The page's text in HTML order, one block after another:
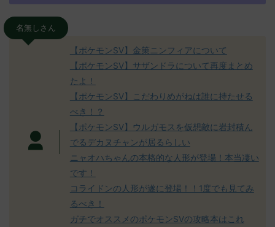
名無しさん
【ポケモンSV】金策ニンフィアについて
【ポケモンSV】サザンドラについて再度まとめ
たよ！
【ポケモンSV】こだわりめがねは誰に持たせる
べき！？
【ポケモンSV】ウルガモスを仮想敵に岩封積ん
でるデカヌチャンが居るらしい
ニャオハちゃんの本格的な人形が登場！本当凄い
です！
コライドンの人形が遂に登場！！1度でも見てみ
るべき！
ガチでオススメのポケモンSVの攻略本はこれ